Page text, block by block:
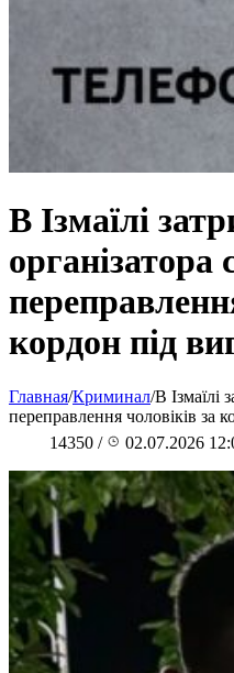
В Ізмаїлі
організатора
кордон під
Главная/Криминал/В Ізмаїлі
переправлення чоловіків за
14350 / 02.07.2026